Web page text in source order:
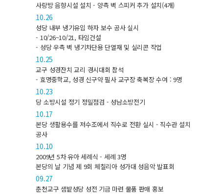
사랑방 음향시설 설치 - 양측 벽 스피커 추가 설치(4개)
10.26
성당 내부 냉기유입 하자 보수 공사 실시
- 10/26~10/21, 타임건설
- 성당 우측 벽 냉기차단용 단열재 및 실리콘 작업
10.25
교구 성경잔치 교리 경시대회 참석
- 효명중학교, 성경 신구약 필사 교구장 축복장 수여 : 9명
10.23
당 소방시설 정기 정밀점검 - 성남소방전기
10.17
본당 생활용수를 저수조에서 직수로 전환 실시 - 직수관 설치
공사
10.10
2009년 5차 유아 세례식 - 세례 3명
본당의 날 기념 제 9회 체칠리아 성가대 성음악 발표회
09.27
춘천교구 샘밭성당 성전 기금 마련 물품 판매 홍보